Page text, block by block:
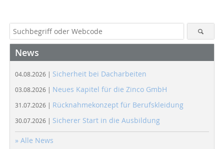
News
04.08.2026 | Sicherheit bei Dacharbeiten
03.08.2026 | Neues Kapitel für die Zinco GmbH
31.07.2026 | Rücknahmekonzept für Berufskleidung
30.07.2026 | Sicherer Start in die Ausbildung
» Alle News